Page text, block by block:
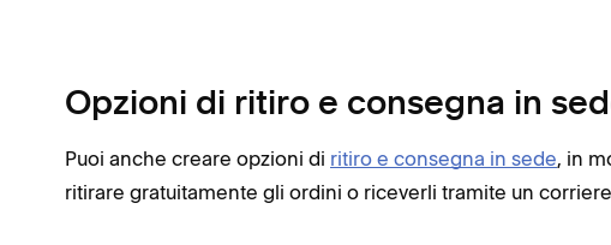
Opzioni di ritiro e consegna in
Puoi anche creare opzioni di ritiro e consegna in sede, in
ritirare gratuitamente gli ordini o riceverli tramite un